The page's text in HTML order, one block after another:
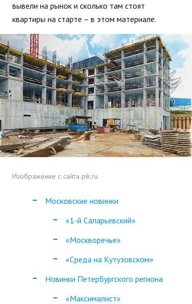
вывели на рынок и сколько там стоят
квартиры на старте – в этом материале.
Изображение с сайта pik.ru
Московские новинки
«1-й Саларьевский»
«Москворечье»
«Среда на Кутузовском»
Новинки Петербургского региона
«Максималист»